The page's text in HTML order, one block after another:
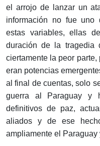
el arrojo de lanzar un
información no fue uno
estas variables, ellas
duración de la
ciertamente la peor
eran potencias
al final de cuentas, solo
guerra al Paraguay y
definitivos de paz,
aliados y de ese
ampliamente el Paraguay